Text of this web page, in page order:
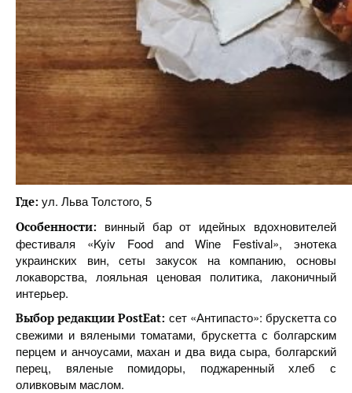
Где: ул. Льва Толстого, 5
Особенности: винный бар от идейных вдохновителей
фестиваля «Kyiv Food and Wine Festival», энотека
украинских вин, сеты закусок на компанию, основы
локаворства, лояльная ценовая политика, лаконичный
интерьер.
Выбор редакции PostEat: сет «Антипасто»: брускетта со
свежими и вялеными томатами, брускетта с болгарским
перцем и анчоусами, махан и два вида сыра, болгарский
перец, вяленые помидоры, поджаренный хлеб с
оливковым маслом.